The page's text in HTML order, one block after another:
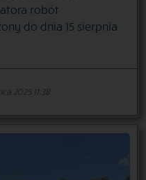
robót
do dnia 15 sierpnia
2025 11:38